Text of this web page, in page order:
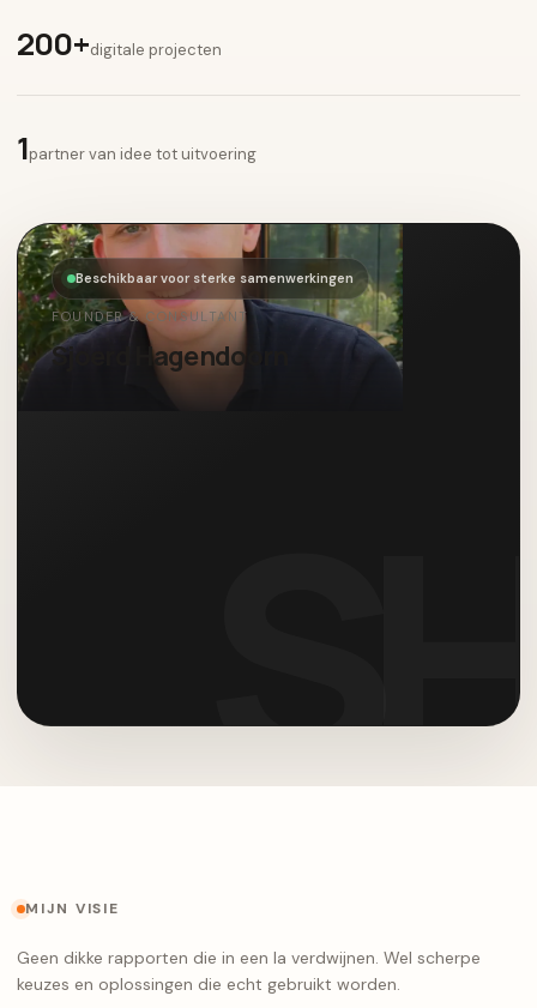
200+digitale projecten
1partner van idee tot uitvoering
Beschikbaar voor sterke samenwerkingen
FOUNDER & CONSULTANT
Sjoerd Hagendoorn
MIJN VISIE
Geen dikke rapporten die in een la verdwijnen. Wel scherpe
keuzes en oplossingen die echt gebruikt worden.